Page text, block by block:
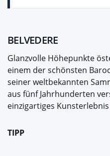
BELVEDERE
Glanzvolle Höhepunkte
einem der schönsten
seiner weltbekannten
aus fünf Jahrhunderten
einzigartiges
TIPP